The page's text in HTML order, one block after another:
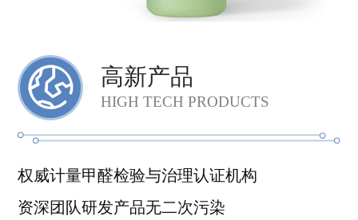
高新产品
HIGH TECH PRODUCTS
权威计量甲醛检验与治理认证机构
资深团队研发产品无二次污染